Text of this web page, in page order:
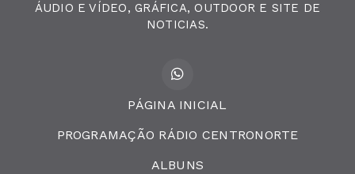
ÁUDIO E VÍDEO, GRÁFICA, OUTDOOR E SITE DE
NOTICIAS.
PÁGINA INICIAL
PROGRAMAÇÃO RÁDIO CENTRONORTE
ALBUNS